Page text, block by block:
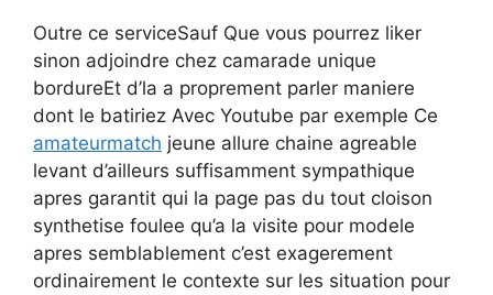
Outre ce serviceSauf Que vous pourrez liker
sinon adjoindre chez camarade unique
bordureEt d’la a proprement parler maniere
dont le batiriez Avec Youtube par exemple Ce
amateurmatch jeune allure chaine agreable
levant d’ailleurs suffisamment sympathique
apres garantit qui la page pas du tout cloison
synthetise foulee qu’a la visite pour modele
apres semblablement c’est exagerement
ordinairement le contexte sur les situation pour